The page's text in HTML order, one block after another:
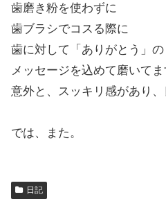
歯磨き粉を使わずに
歯ブラシでコスる際に
歯に対して「ありがとう」の
メッセージを込めて磨いてま
意外と、スッキリ感があり、
では、また。
日記